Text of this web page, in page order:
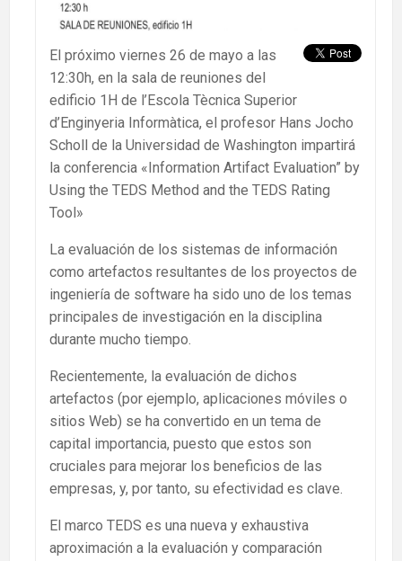
El próximo viernes 26 de mayo a las
12:30h, en la sala de reuniones del
edificio 1H de l’Escola Tècnica Superior
d’Enginyeria Informàtica, el profesor Hans Jocho
Scholl de la Universidad de Washington impartirá
la conferencia «Information Artifact Evaluation” by
Using the TEDS Method and the TEDS Rating
Tool»
La evaluación de los sistemas de información
como artefactos resultantes de los proyectos de
ingeniería de software ha sido uno de los temas
principales de investigación en la disciplina
durante mucho tiempo.
Recientemente, la evaluación de dichos
artefactos (por ejemplo, aplicaciones móviles o
sitios Web) se ha convertido en un tema de
capital importancia, puesto que estos son
cruciales para mejorar los beneficios de las
empresas, y, por tanto, su efectividad es clave.
El marco TEDS es una nueva y exhaustiva
aproximación a la evaluación y comparación